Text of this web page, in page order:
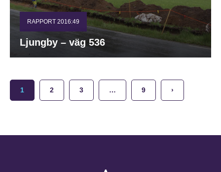
RAPPORT 2016:49
Ljungby – väg 536
1 2 3 … 9 ›